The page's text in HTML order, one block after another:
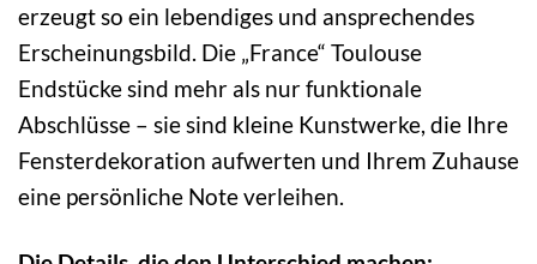
erzeugt so ein lebendiges und ansprechendes
Erscheinungsbild. Die „France“ Toulouse
Endstücke sind mehr als nur funktionale
Abschlüsse – sie sind kleine Kunstwerke, die Ihre
Fensterdekoration aufwerten und Ihrem Zuhause
eine persönliche Note verleihen.